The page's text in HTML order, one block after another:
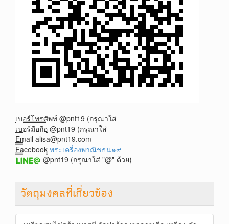
เบอร์โทรศัพท์ @pnt19 (กรุณาใส่
เบอร์มือถือ @pnt19 (กรุณาใส่
Email alisa@pnt19.com
Facebook พระเครื่องพาณิชธน๑๙
@pnt19 (กรุณาใส่ "@" ด้วย)
วัตถุมงคลที่เกี่ยวข้อง